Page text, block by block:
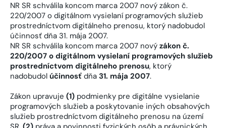
NR SR schválila koncom marca 2007 nový zákon č.
220/2007 o digitálnom vysielaní programových služieb
prostredníctvom digitálneho prenosu, ktorý nadobudol
účinnosť dňa 31. mája 2007.
NR SR schválila koncom marca 2007 nový zákon č.
220/2007 o digitálnom vysielaní programových služieb
prostredníctvom digitálneho prenosu, ktorý
nadobudol účinnosť dňa 31. mája 2007.
Zákon upravuje (1) podmienky pre digitálne vysielanie
programových služieb a poskytovanie iných obsahových
služieb prostredníctvom digitálneho prenosu na území